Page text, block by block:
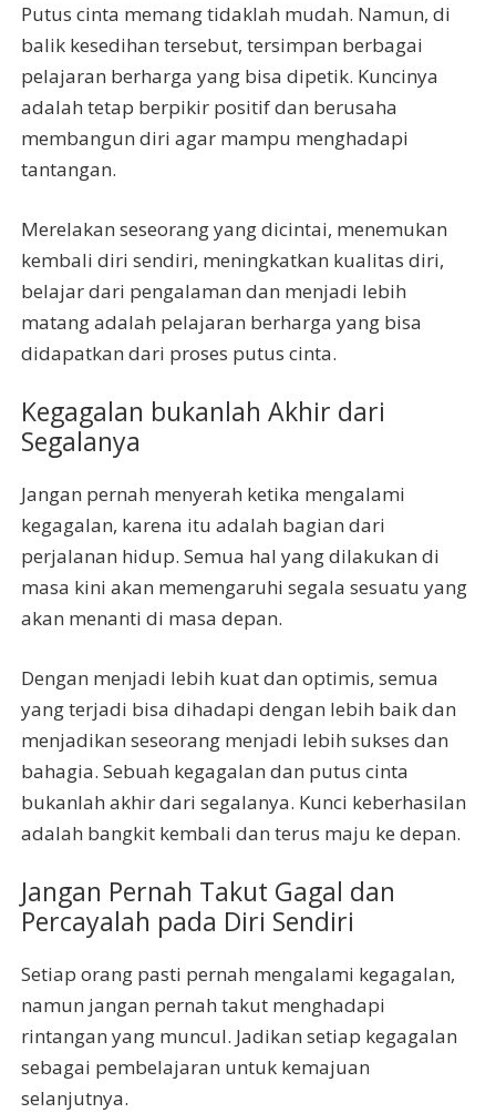
Putus cinta memang tidaklah mudah. Namun, di
balik kesedihan tersebut, tersimpan berbagai
pelajaran berharga yang bisa dipetik. Kuncinya
adalah tetap berpikir positif dan berusaha
membangun diri agar mampu menghadapi
tantangan.
Merelakan seseorang yang dicintai, menemukan
kembali diri sendiri, meningkatkan kualitas diri,
belajar dari pengalaman dan menjadi lebih
matang adalah pelajaran berharga yang bisa
didapatkan dari proses putus cinta.
Kegagalan bukanlah Akhir dari
Segalanya
Jangan pernah menyerah ketika mengalami
kegagalan, karena itu adalah bagian dari
perjalanan hidup. Semua hal yang dilakukan di
masa kini akan memengaruhi segala sesuatu yang
akan menanti di masa depan.
Dengan menjadi lebih kuat dan optimis, semua
yang terjadi bisa dihadapi dengan lebih baik dan
menjadikan seseorang menjadi lebih sukses dan
bahagia. Sebuah kegagalan dan putus cinta
bukanlah akhir dari segalanya. Kunci keberhasilan
adalah bangkit kembali dan terus maju ke depan.
Jangan Pernah Takut Gagal dan
Percayalah pada Diri Sendiri
Setiap orang pasti pernah mengalami kegagalan,
namun jangan pernah takut menghadapi
rintangan yang muncul. Jadikan setiap kegagalan
sebagai pembelajaran untuk kemajuan
selanjutnya.